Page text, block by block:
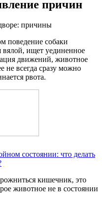
причин
причины
поведение собаки
вялой, ищет уединенное
движений, животное
не всегда сразу можно
рвота.
состоянии: что делать
кишечник, это
животное не в состоянии